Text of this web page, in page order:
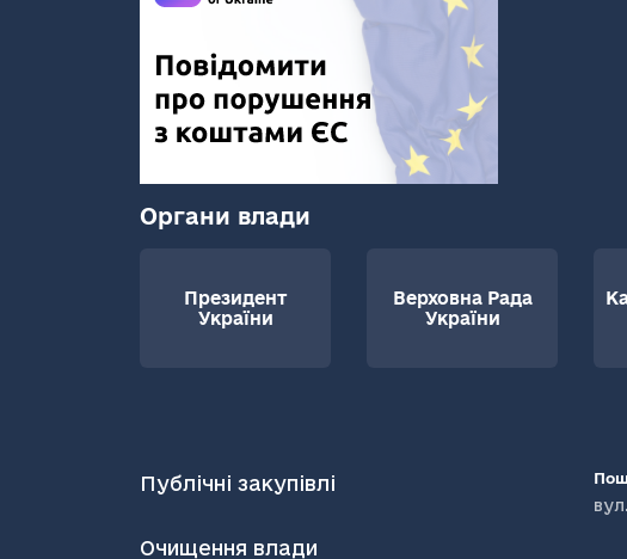
Органи влади
Президент
України
Верховна Рада
України
Публічні закупівлі
Очищення влади